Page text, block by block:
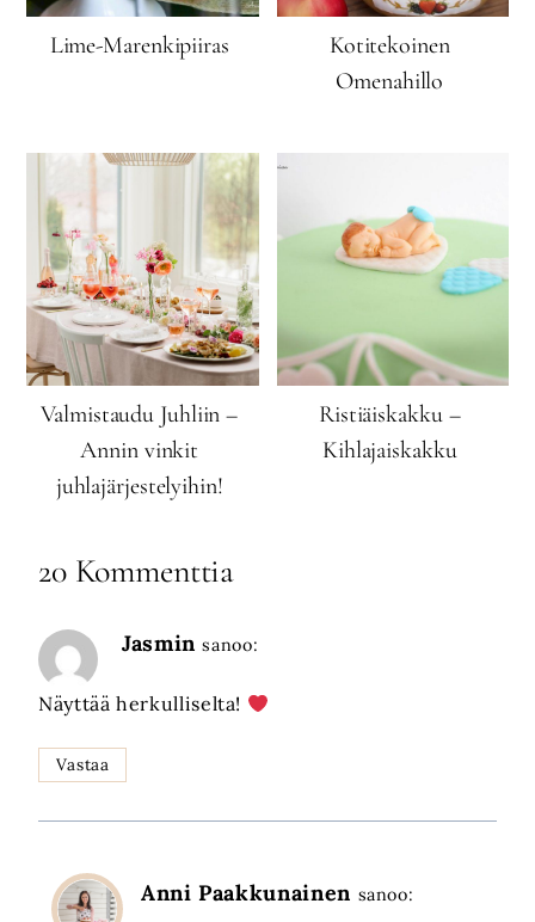
Lime-Marenkipiiras
Kotitekoinen
Omenahillo
Valmistaudu Juhliin –
Annin vinkit
juhlajärjestelyihin!
Ristiäiskakku –
Kihlajaiskakku
20 Kommenttia
Jasmin sanoo:
Näyttää herkulliselta!
Vastaa
Anni Paakkunainen sanoo: